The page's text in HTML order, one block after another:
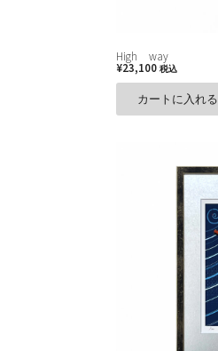
High way
¥23,100 税込
カートに入れる